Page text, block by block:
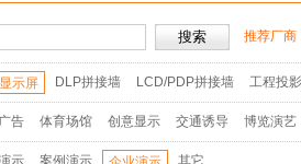
推荐厂商
示屏 DLP拼接墙 LCD/PDP拼接墙 工程投
告 体育场馆 创意显示 交通诱导 博览演艺
示 案例演示 其它